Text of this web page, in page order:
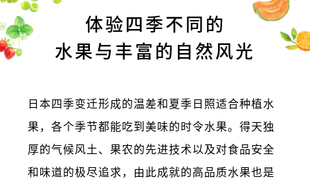
关闭
体验四季不同的
水果与丰富的自然风光
日本四季变迁形成的温差和夏季日照适合种植水
果，各个季节都能吃到美味的时令水果。得天独
厚的气候风土、果农的先进技术以及对食品安全
和味道的极尽追求，由此成就的高品质水果也是